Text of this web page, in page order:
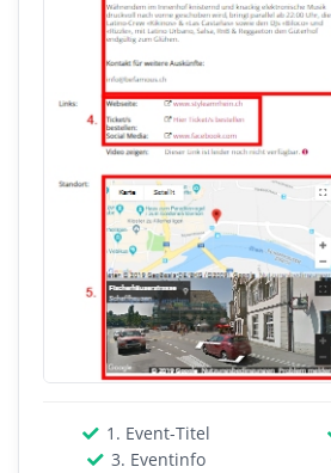
1. Event-Titel
3. Eventinfo